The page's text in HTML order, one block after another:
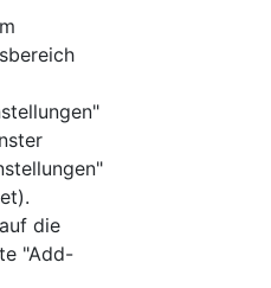
die
"Add-